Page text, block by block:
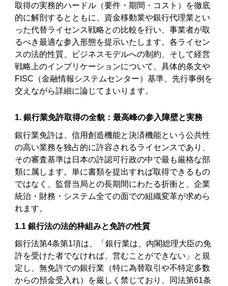
取得の実務的ハードル（要件・期間・コスト）を徹底
的に解剖するとともに、資金移動業や銀行代理業とい
った代替ライセンス戦略との比較を行い、事業者が取
るべき最適な参入形態を提示いたします。各ライセン
スの法的性質、ビジネスモデルへの制約、そして経営
戦略上のインプリケーションについて、具体的条文や
FISC（金融情報システムセンター）基準、先行事例を
交えながら詳細に論じてまいります。
1. 銀行業免許取得の全貌：最高峰の参入障壁と実務
銀行業免許は、信用創造機能と決済機能という公共性
の高い業務を独占的に許容されるライセンスであり、
その審査基準は日本の許認可行政の中で最も厳格な部
類に属します。単に書類を提出すれば取得できるもの
ではなく、監督当局との長期間にわたる折衝と、企業
統治・財務・システム全ての面での組織変革が求めら
れます。
1.1 銀行法の法的枠組みと免許の性質
銀行法第4条第1項は、「銀行業は、内閣総理大臣の免
許を受けた者でなければ、営むことができない」と規
定し、無免許での銀行業（特に為替取引や不特定多数
からの預金受入れ）を厳しく禁じており、同法第61条